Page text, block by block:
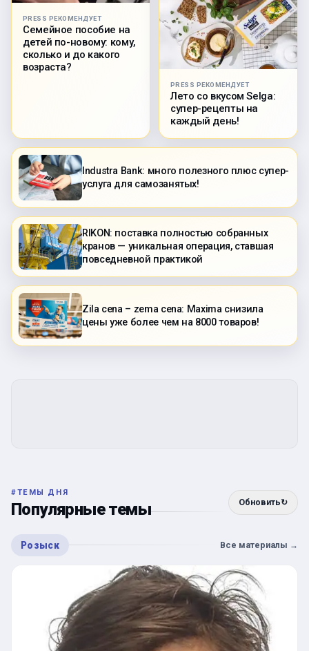
PRESS РЕКОМЕНДУЕТ
Семейное пособие на
детей по-новому: кому,
сколько и до какого
возраста?
PRESS РЕКОМЕНДУЕТ
Лето со вкусом Selga:
супер-рецепты на
каждый день!
Industra Bank: много полезного плюс супер-
услуга для самозанятых!
RIKON: поставка полностью собранных
кранов — уникальная операция, ставшая
повседневной практикой
Zila cena – zema cena: Maxima снизила
цены уже более чем на 8000 товаров!
#ТЕМЫ ДНЯ
Популярные темы Обновить↻
Розыск Все материалы →